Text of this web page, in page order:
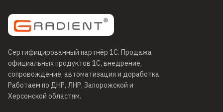
Сертифицированный партнёр 1С. Продажа
официальных продуктов 1С, внедрение,
сопровождение, автоматизация и доработка.
Работаем по ДНР, ЛНР, Запорожской и
Херсонской областям.